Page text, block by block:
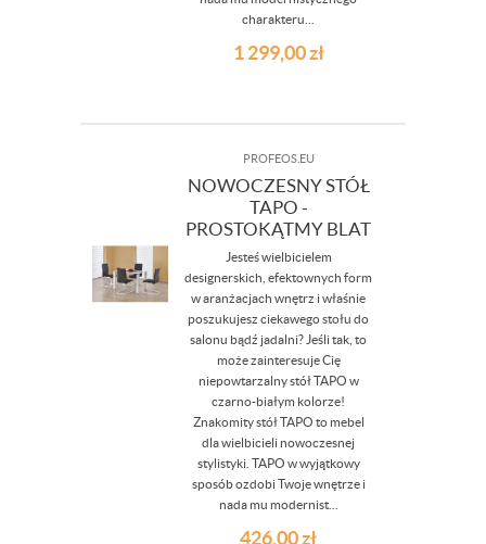
charakteru...
1 299,00zł
PROFEOS.EU
NOWOCZESNY STÓŁ
TAPO -
PROSTOKĄTMY BLAT
Jesteś wielbicielem
designerskich, efektownych form
w aranżacjach wnętrz i właśnie
poszukujesz ciekawego stołu do
salonu bądź jadalni? Jeśli tak, to
może zainteresuje Cię
niepowtarzalny stół TAPO w
czarno-białym kolorze!
Znakomity stół TAPO to mebel
dla wielbicieli nowoczesnej
stylistyki. TAPO w wyjątkowy
sposób ozdobi Twoje wnętrze i
nada mu modernist...
426,00zł